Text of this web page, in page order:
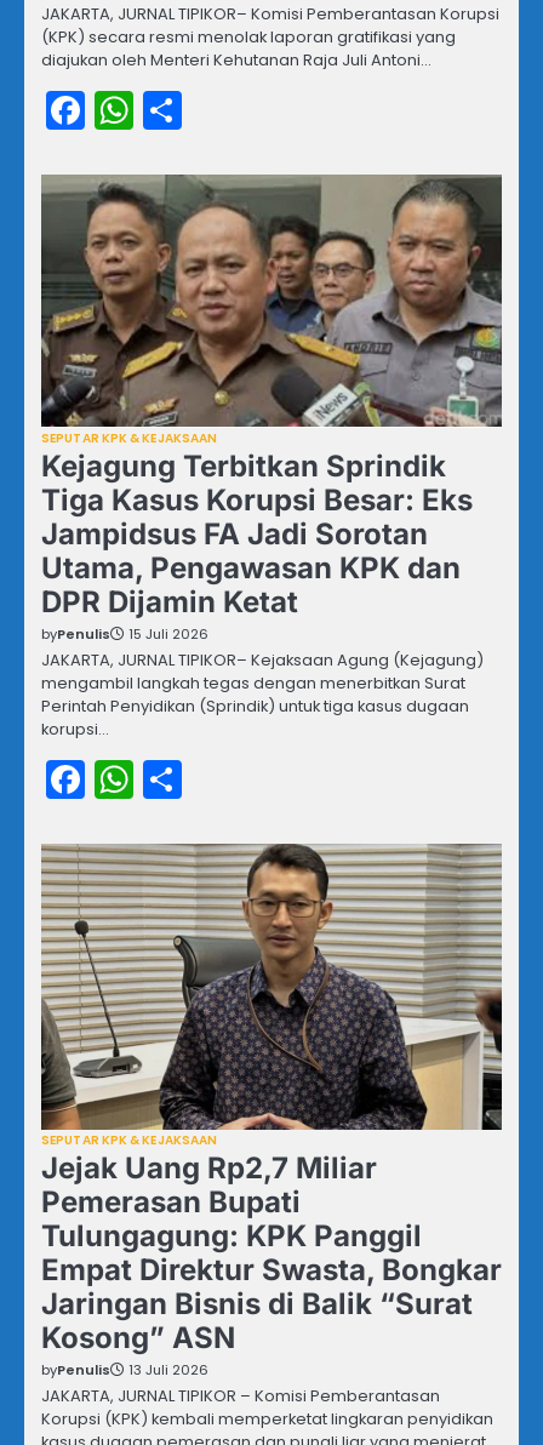
JAKARTA, JURNAL TIPIKOR– Komisi Pemberantasan Korupsi
(KPK) secara resmi menolak laporan gratifikasi yang
diajukan oleh Menteri Kehutanan Raja Juli Antoni…
Facebook
WhatsApp
SEPUTAR KPK & KEJAKSAAN
Kejagung Terbitkan Sprindik
Tiga Kasus Korupsi Besar: Eks
Jampidsus FA Jadi Sorotan
Utama, Pengawasan KPK dan
DPR Dijamin Ketat
byPenulis 15 Juli 2026
JAKARTA, JURNAL TIPIKOR– Kejaksaan Agung (Kejagung)
mengambil langkah tegas dengan menerbitkan Surat
Perintah Penyidikan (Sprindik) untuk tiga kasus dugaan
korupsi…
Facebook
WhatsApp
SEPUTAR KPK & KEJAKSAAN
Jejak Uang Rp2,7 Miliar
Pemerasan Bupati
Tulungagung: KPK Panggil
Empat Direktur Swasta, Bongkar
Jaringan Bisnis di Balik “Surat
Kosong” ASN
byPenulis 13 Juli 2026
JAKARTA, JURNAL TIPIKOR – Komisi Pemberantasan
Korupsi (KPK) kembali memperketat lingkaran penyidikan